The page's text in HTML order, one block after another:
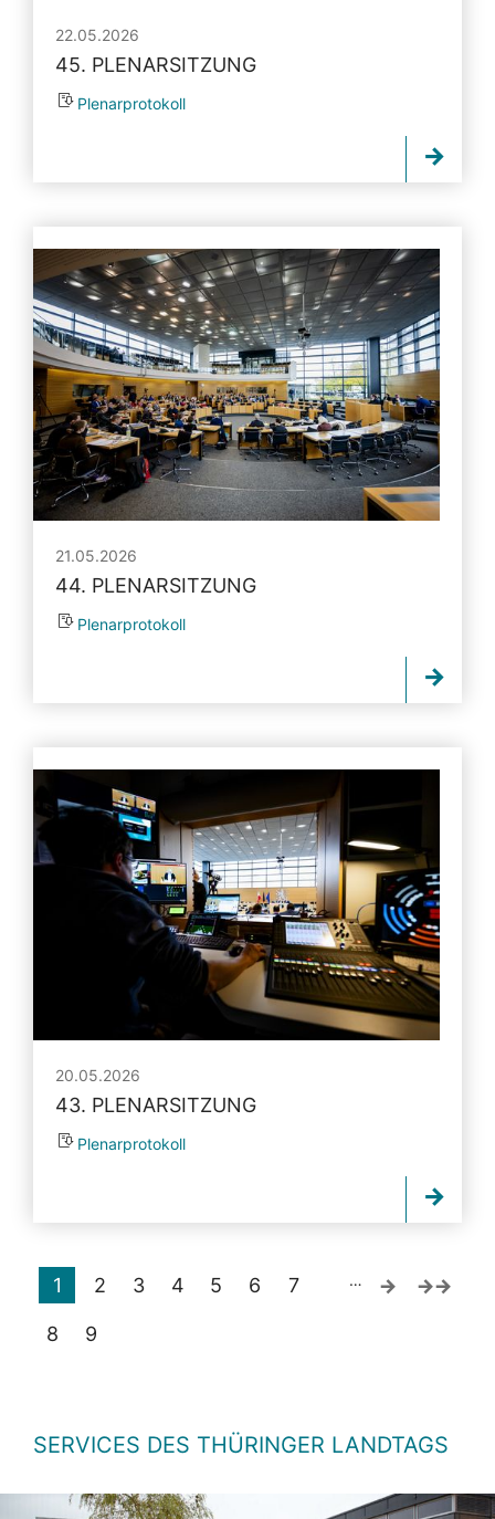
22.05.2026
45. PLENARSITZUNG
Plenarprotokoll
21.05.2026
44. PLENARSITZUNG
Plenarprotokoll
20.05.2026
43. PLENARSITZUNG
Plenarprotokoll
1 2 3 4 5 6 7
8 9
…
SERVICES DES THÜRINGER LANDTAGS